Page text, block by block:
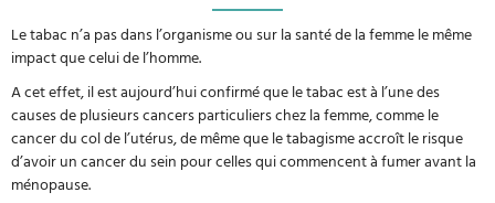
Le tabac n’a pas dans l’organisme ou sur la santé de la femme le même
impact que celui de l’homme.
A cet effet, il est aujourd’hui confirmé que le tabac est à l’une des
causes de plusieurs cancers particuliers chez la femme, comme le
cancer du col de l’utérus, de même que le tabagisme accroît le risque
d’avoir un cancer du sein pour celles qui commencent à fumer avant la
ménopause.